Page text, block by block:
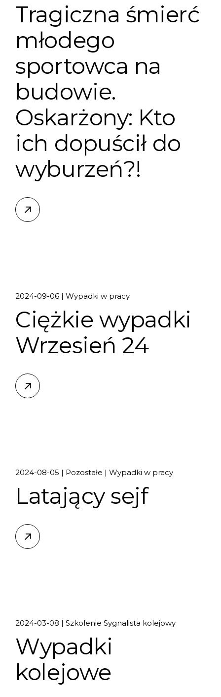
Tragiczna śmierć
młodego
sportowca na
budowie.
Oskarżony: Kto
ich dopuścił do
wyburzeń?!
2024-09-06 Wypadki w pracy
Ciężkie wypadki
Wrzesień 24
2024-08-05 Pozostałe Wypadki w pracy
Latający sejf
2024-03-08 Szkolenie Sygnalista kolejowy
Wypadki
kolejowe